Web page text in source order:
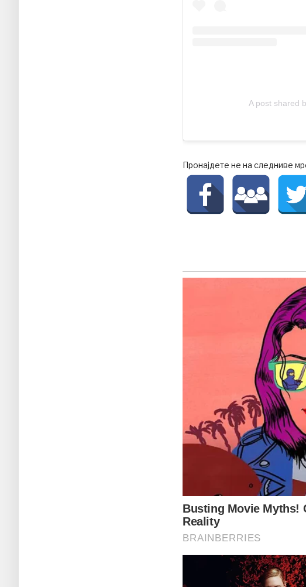
A post shared
Пронајдете не на следниве